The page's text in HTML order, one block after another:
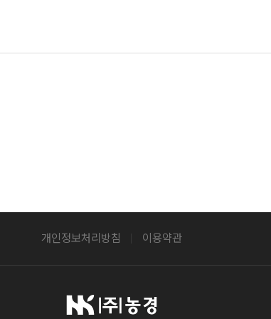
개인정보처리방침 이용약관